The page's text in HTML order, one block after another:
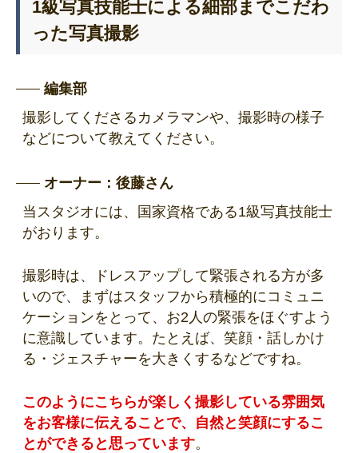
1級写真技能士による細部までこだわ
った写真撮影
編集部
撮影してくださるカメラマンや、撮影時の様子
などについて教えてください。
オーナー：後藤さん
当スタジオには、国家資格である1級写真技能士
がおります。
撮影時は、ドレスアップして緊張される方が多
いので、まずはスタッフから積極的にコミュニ
ケーションをとって、お2人の緊張をほぐすよう
に意識しています。たとえば、笑顔・話しかけ
る・ジェスチャーを大きくするなどですね。
このようにこちらが楽しく撮影している雰囲気
をお客様に伝えることで、自然と笑顔にするこ
とができると思っています。